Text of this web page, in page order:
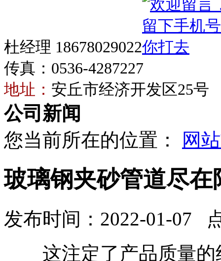
杜经理 18678029022
传真：0536-4287227
地址： 安丘市经济开发区25号
公司新闻
您当前所在的位置：
网
玻璃钢夹砂管道尽在
发布时间：2022-01-07
这注定了产品质量的